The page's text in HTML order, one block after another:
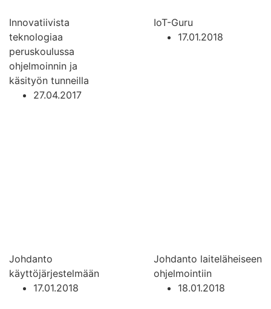
Innovatiivista
teknologiaa
peruskoulussa
ohjelmoinnin ja
käsityön tunneilla
27.04.2017
IoT-Guru
17.01.2018
Johdanto
käyttöjärjestelmään
17.01.2018
Johdanto laiteläheiseen
ohjelmointiin
18.01.2018